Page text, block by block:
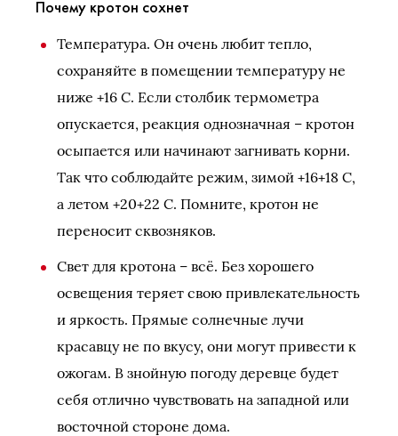
Почему кротон сохнет
Температура. Он очень любит тепло,
сохраняйте в помещении температуру не
ниже +16 С. Если столбик термометра
опускается, реакция однозначная – кротон
осыпается или начинают загнивать корни.
Так что соблюдайте режим, зимой +16+18 С,
а летом +20+22 С. Помните, кротон не
переносит сквозняков.
Свет для кротона – всё. Без хорошего
освещения теряет свою привлекательность
и яркость. Прямые солнечные лучи
красавцу не по вкусу, они могут привести к
ожогам. В знойную погоду деревце будет
себя отлично чувствовать на западной или
восточной стороне дома.